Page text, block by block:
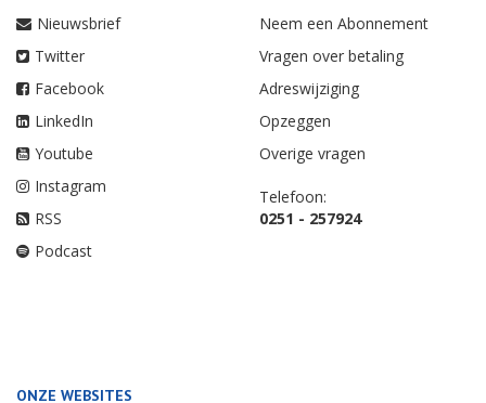
Nieuwsbrief
Twitter
Facebook
LinkedIn
Youtube
Instagram
RSS
Podcast
Neem een Abonnement
Vragen over betaling
Adreswijziging
Opzeggen
Overige vragen
Telefoon:
0251 - 257924
ONZE WEBSITES